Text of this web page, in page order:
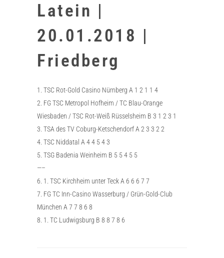
Latein |
20.01.2018 |
Friedberg
1. TSC Rot-Gold Casino Nürnberg A 1 2 1 1 4
2. FG TSC Metropol Hofheim / TC Blau-Orange
Wiesbaden / TSC Rot-Weiß Rüsselsheim B 3 1 2 3 1
3. TSA des TV Coburg-Ketschendorf A 2 3 3 2 2
4. TSC Niddatal A 4 4 5 4 3
5. TSG Badenia Weinheim B 5 5 4 5 5
—–
6. 1. TSC Kirchheim unter Teck A 6 6 6 7 7
7. FG TC Inn-Casino Wasserburg / Grün-Gold-Club
München A 7 7 8 6 8
8. 1. TC Ludwigsburg B 8 8 7 8 6